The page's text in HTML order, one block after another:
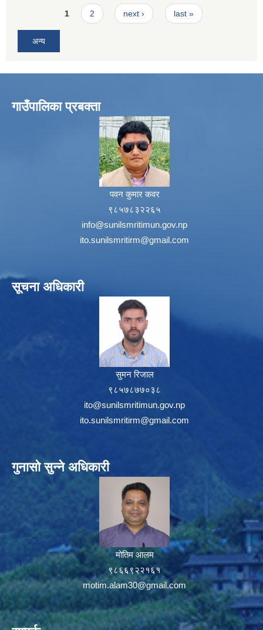
Pages1 2 next › last »
अन्य
गाउँपालिका प्रबक्ता
पवन कुमार कवर
९८५७८३२२६५
info@sunilsmritimun.gov.np
ito.sunilsmritirm@gmail.com
सूचना अधिकारी
सुमन रिजाल
९८५७८७७०३८
ito@sunilsmritimun.gov.np
ito.sunilsmritirm@gmail.com
गुनासो सुन्ने अधिकारी
मोतिम आलम
९८६६९२२१६१
motim.alam30@gmail.com